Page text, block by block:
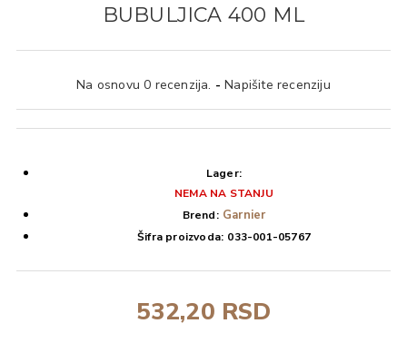
BUBULJICA 400 ML
Na osnovu 0 recenzija. - Napišite recenziju
532,20 RSD
Lager:
NEMA NA STANJU
Brend: Garnier
Šifra proizvoda: 033-001-05767